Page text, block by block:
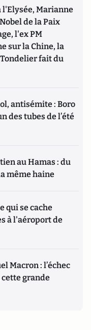
l'Elysée, Marianne
de la Paix
l'ex PM
sur la Chine, la
fait du
antisémite : Boro
des tubes de l’été
au Hamas : du
même haine
qui se cache
à l'aéroport de
Macron : l’échec
cette grande